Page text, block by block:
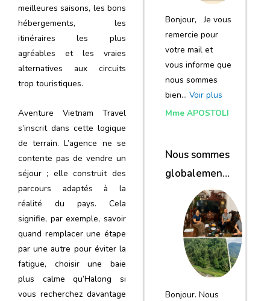
meilleures saisons, les bons
hébergements, les
itinéraires les plus
agréables et les vraies
alternatives aux circuits
trop touristiques.
Aventure Vietnam Travel
s’inscrit dans cette logique
de terrain. L’agence ne se
contente pas de vendre un
séjour ; elle construit des
parcours adaptés à la
réalité du pays. Cela
signifie, par exemple, savoir
quand remplacer une étape
par une autre pour éviter la
fatigue, choisir une baie
plus calme qu’Halong si
vous recherchez davantage
Bonjour, Je vous
remercie pour
votre mail et
vous informe que
nous sommes
bien… Voir plus
Mme APOSTOLI
Nous sommes
globalement
satisfaits du
voyage
Bonjour. Nous